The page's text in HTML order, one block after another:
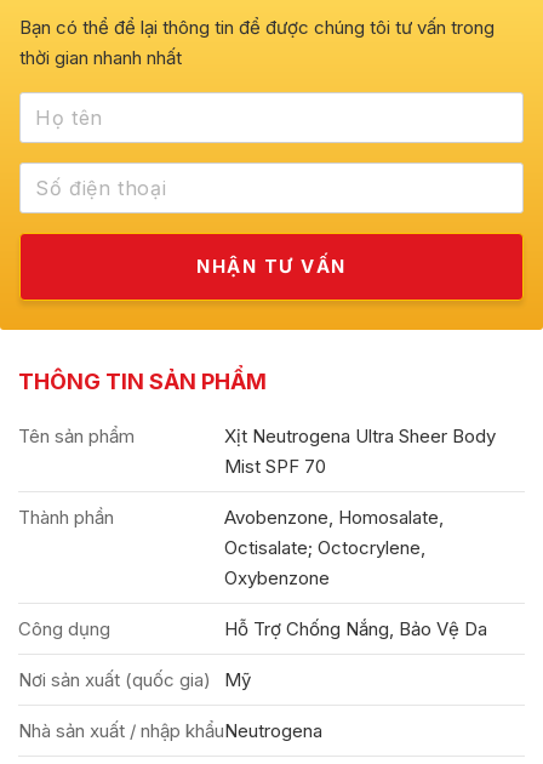
Bạn có thể để lại thông tin để được chúng tôi tư vấn trong
thời gian nhanh nhất
THÔNG TIN SẢN PHẨM
Tên sản phẩm
Xịt Neutrogena Ultra Sheer Body
Mist SPF 70
Thành phần
Avobenzone, Homosalate,
Octisalate; Octocrylene,
Oxybenzone
Công dụng Hỗ Trợ Chống Nắng, Bảo Vệ Da
Nơi sản xuất (quốc gia) Mỹ
Nhà sản xuất / nhập khẩuNeutrogena